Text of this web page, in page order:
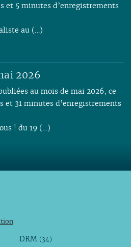
et 5 minutes d’enregistrements
au (…)
2026
au mois de mai 2026, ce
et 31 minutes d’enregistrements
! du 19 (…)
DRM (34)